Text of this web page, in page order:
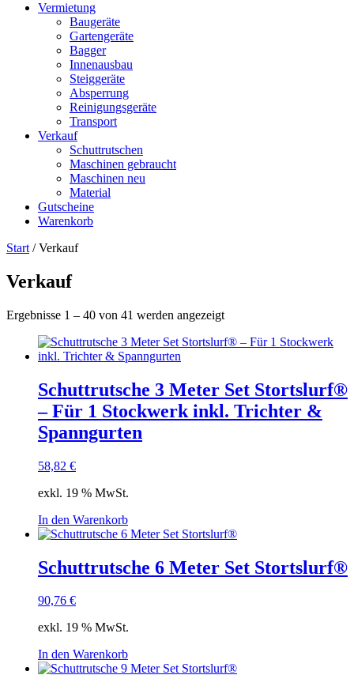
Vermietung
Baugeräte
Gartengeräte
Bagger
Innenausbau
Steiggeräte
Absperrung
Reinigungsgeräte
Transport
Verkauf
Schuttrutschen
Maschinen gebraucht
Maschinen neu
Material
Gutscheine
Warenkorb
Start / Verkauf
Verkauf
Ergebnisse 1 – 40 von 41 werden angezeigt
Schuttrutsche 3 Meter Set Stortslurf®
– Für 1 Stockwerk inkl. Trichter &
Spanngurten
58,82 €
exkl. 19 % MwSt.
In den Warenkorb
Schuttrutsche 6 Meter Set Stortslurf®
90,76 €
exkl. 19 % MwSt.
In den Warenkorb